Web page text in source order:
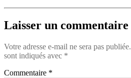
Laisser un commentaire
Votre adresse e-mail ne sera pas publiée.
sont indiqués avec *
Commentaire *